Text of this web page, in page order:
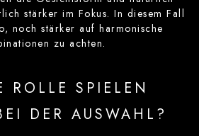
stärker im Fokus. In diesem Fall
noch stärker auf harmonische
zu achten.
ROLLE SPIELEN
DER AUSWAHL?